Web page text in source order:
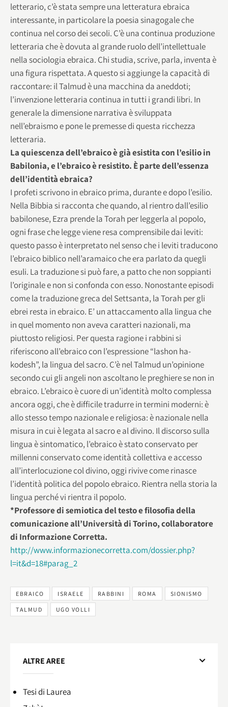
letterario, c’è stata sempre una letteratura ebraica
interessante, in particolare la poesia sinagogale che
continua nel corso dei secoli. C’è una continua produzione
letteraria che è dovuta al grande ruolo dell’intellettuale
nella sociologia ebraica. Chi studia, scrive, parla, inventa è
una figura rispettata. A questo si aggiunge la capacità di
raccontare: il Talmud è una macchina da aneddoti;
l’invenzione letteraria continua in tutti i grandi libri. In
generale la dimensione narrativa è sviluppata
nell’ebraismo e pone le premesse di questa ricchezza
letteraria.
La quiescenza dell’ebraico è già esistita con l’esilio in
Babilonia, e l’ebraico è resistito. È parte dell’essenza
dell’identità ebraica?
I profeti scrivono in ebraico prima, durante e dopo l’esilio.
Nella Bibbia si racconta che quando, al rientro dall’esilio
babilonese, Ezra prende la Torah per leggerla al popolo,
ogni frase che legge viene resa comprensibile dai leviti:
questo passo è interpretato nel senso che i leviti traducono
l’ebraico biblico nell’aramaico che era parlato da quegli
esuli. La traduzione si può fare, a patto che non soppianti
l’originale e non si confonda con esso. Nonostante episodi
come la traduzione greca del Settsanta, la Torah per gli
ebrei resta in ebraico. E’ un attaccamento alla lingua che
in quel momento non aveva caratteri nazionali, ma
piuttosto religiosi. Per questa ragione i rabbini si
riferiscono all’ebraico con l’espressione “lashon ha-
kodesh”, la lingua del sacro. C’è nel Talmud un’opinione
secondo cui gli angeli non ascoltano le preghiere se non in
ebraico. L’ebraico è cuore di un’identità molto complessa
ancora oggi, che è difficile tradurre in termini moderni: è
allo stesso tempo nazionale e religiosa: è nazionale nella
misura in cui è legata al sacro e al divino. Il discorso sulla
lingua è sintomatico, l’ebraico è stato conservato per
millenni conservato come identità collettiva e accesso
all’interlocuzione col divino, oggi rivive come rinasce
l’identità politica del popolo ebraico. Rientra nella storia la
lingua perché vi rientra il popolo.
*Professore di semiotica del testo e filosofia della
comunicazione all’Università di Torino, collaboratore
di Informazione Corretta.
http://www.informazionecorretta.com/dossier.php?
l=it&d=18#parag_2
EBRAICO ISRAELE RABBINI ROMA SIONISMO
TALMUD UGO VOLLI
ALTRE AREE
Tesi di Laurea